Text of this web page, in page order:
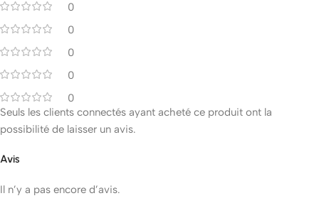
0
0
0
0
0
Avis
Il n’y a pas encore d’avis.
Seuls les clients connectés ayant acheté ce produit ont la
possibilité de laisser un avis.